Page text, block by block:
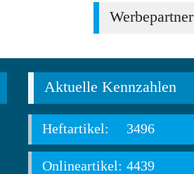
Werbepartner
Aktuelle Kennzahlen
Heftartikel: 3496
Onlineartikel: 4439